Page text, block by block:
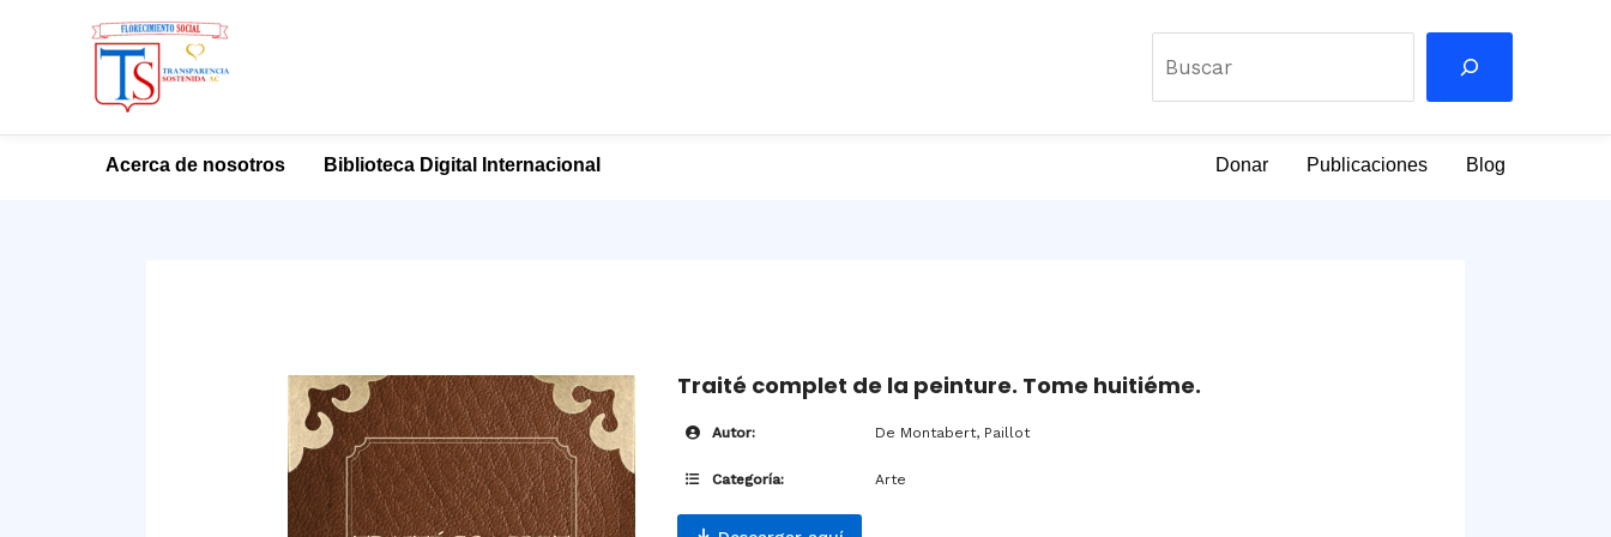
Buscar
Acerca de nosotros Biblioteca Digital Internacional Donar Publicaciones Blog
Traité complet de la peinture. Tome huitiéme.
Autor: De Montabert, Paillot
Categoría: Arte